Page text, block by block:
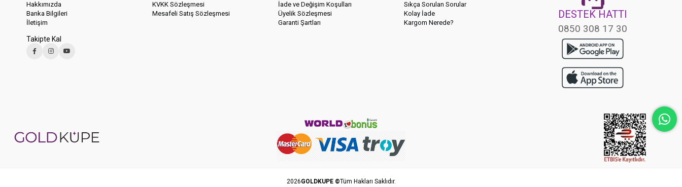
Hakkımızda
Banka Bilgileri
İletişim
Takipte Kal
KVKK Sözleşmesi
Mesafeli Satış Sözleşmesi
İade ve Değişim Koşulları
Üyelik Sözleşmesi
Garanti Şartları
Sıkça Sorulan Sorular
Kolay İade
Kargom Nerede?
DESTEK HATTI
0850 308 17 30
2026GOLDKUPE ©Tüm Hakları Saklıdır.